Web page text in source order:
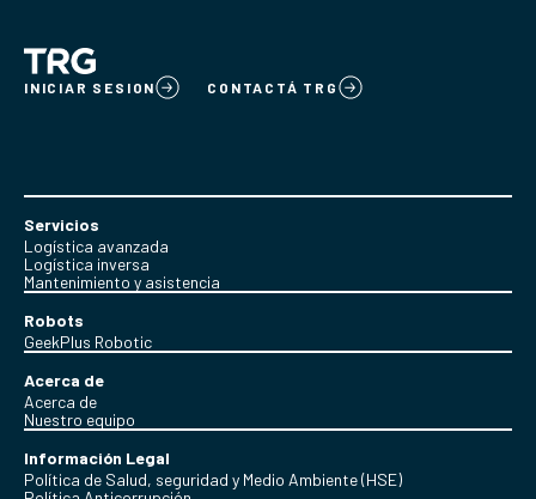
INICIAR SESION CONTACTÁ TRG
Servicios
Logística avanzada
Logística inversa
Mantenimiento y asistencia
Robots
GeekPlus Robotic
Acerca de
Acerca de
Nuestro equipo
Información Legal
Política de Salud, seguridad y Medio Ambiente (HSE)